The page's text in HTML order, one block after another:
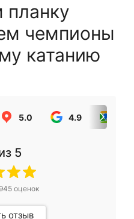
чемпионы
катанию
5.0 4.9
5
945оценок
отзыв